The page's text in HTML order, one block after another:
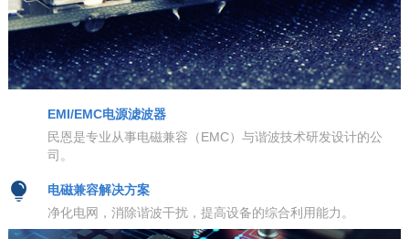
EMI/EMC电源滤波器
民恩是专业从事电磁兼容（EMC）与谐波技术研发设计的公
司。
电磁兼容解决方案
净化电网，消除谐波干扰，提高设备的综合利用能力。